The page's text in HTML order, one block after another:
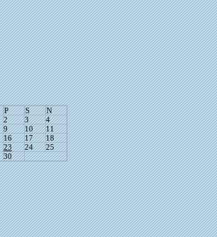
P S
N
2 3
4
9 10
11
16 17
18
23 24
25
30